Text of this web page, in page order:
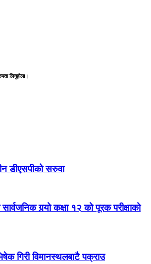
लिनुहोला।
डीएसपीको सरुवा
सार्वजनिक गर्‍यो कक्षा १२ को पूरक परीक्षाको
गिरी विमानस्थलबाटै पक्राउ